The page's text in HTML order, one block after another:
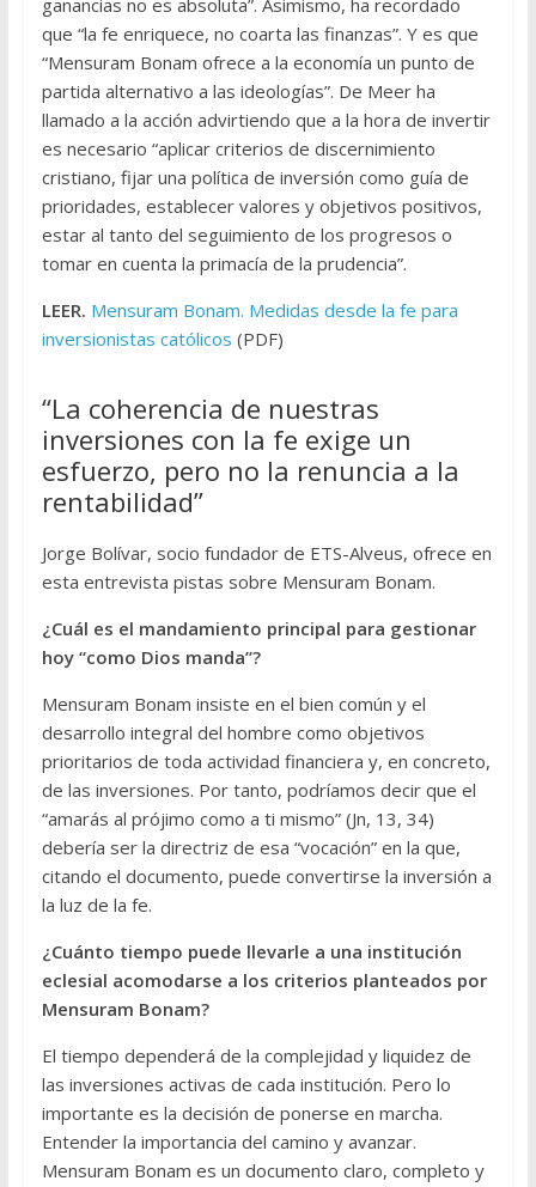
ganancias no es absoluta”. Asimismo, ha recordado
que “la fe enriquece, no coarta las finanzas”. Y es que
“Mensuram Bonam ofrece a la economía un punto de
partida alternativo a las ideologías”. De Meer ha
llamado a la acción advirtiendo que a la hora de invertir
es necesario “aplicar criterios de discernimiento
cristiano, fijar una política de inversión como guía de
prioridades, establecer valores y objetivos positivos,
estar al tanto del seguimiento de los progresos o
tomar en cuenta la primacía de la prudencia”.
LEER. Mensuram Bonam. Medidas desde la fe para
inversionistas católicos (PDF)
“La coherencia de nuestras
inversiones con la fe exige un
esfuerzo, pero no la renuncia a la
rentabilidad”
Jorge Bolívar, socio fundador de ETS-Alveus, ofrece en
esta entrevista pistas sobre Mensuram Bonam.
¿Cuál es el mandamiento principal para gestionar
hoy “como Dios manda”?
Mensuram Bonam insiste en el bien común y el
desarrollo integral del hombre como objetivos
prioritarios de toda actividad financiera y, en concreto,
de las inversiones. Por tanto, podríamos decir que el
“amarás al prójimo como a ti mismo” (Jn, 13, 34)
debería ser la directriz de esa “vocación” en la que,
citando el documento, puede convertirse la inversión a
la luz de la fe.
¿Cuánto tiempo puede llevarle a una institución
eclesial acomodarse a los criterios planteados por
Mensuram Bonam?
El tiempo dependerá de la complejidad y liquidez de
las inversiones activas de cada institución. Pero lo
importante es la decisión de ponerse en marcha.
Entender la importancia del camino y avanzar.
Mensuram Bonam es un documento claro, completo y